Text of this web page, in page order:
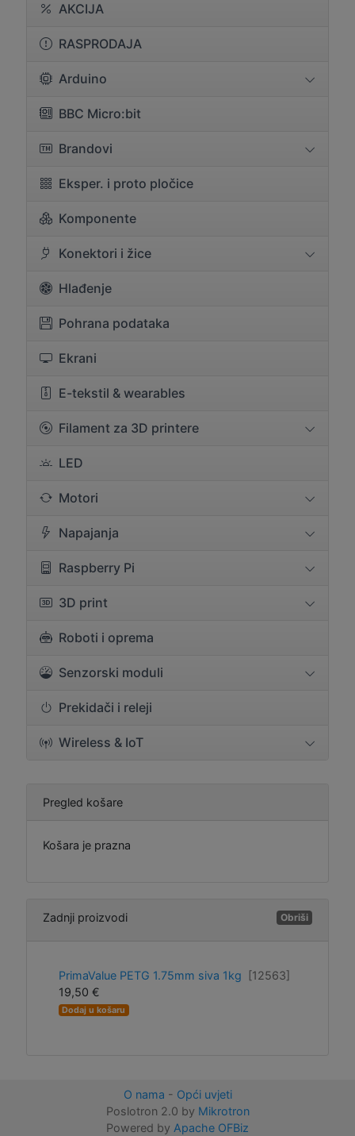
AKCIJA
RASPRODAJA
Arduino
BBC Micro:bit
Brandovi
Eksper. i proto pločice
Komponente
Konektori i žice
Hlađenje
Pohrana podataka
Ekrani
E-tekstil & wearables
Filament za 3D printere
LED
Motori
Napajanja
Raspberry Pi
3D print
Roboti i oprema
Senzorski moduli
Prekidači i releji
Wireless & IoT
Pregled košare
Košara je prazna
Zadnji proizvodi Obriši
PrimaValue PETG 1.75mm siva 1kg
[12563]
19,50 €
Dodaj u košaru
O nama - Opći uvjeti
Poslotron 2.0 by Mikrotron
Powered by Apache OFBiz